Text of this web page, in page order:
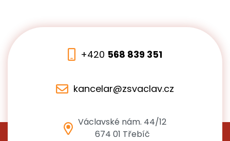
+420 568 839 351
kancelar@zsvaclav.cz
Václavské nám. 44/12
674 01 Třebíč